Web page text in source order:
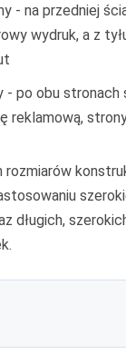
- na przedniej
wydruk, a z
- po obu stronach
reklamową,
rozmiarów
długich,